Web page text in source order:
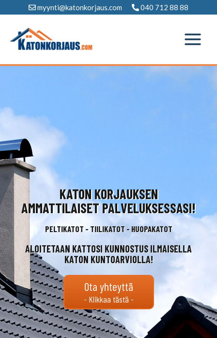
sisältöön
myynti@katonkorjaus.com 040 712 88 88
KATON KORJAUKSEN
AMMATTILAISET PALVELUKSESSASI!
PELTIKATOT - TIILIKATOT - HUOPAKATOT
ALOITETAAN KATTOSI KUNNOSTUS ILMAISELLA
KATON KUNTOARVIOLLA!
Ota yhteyttä